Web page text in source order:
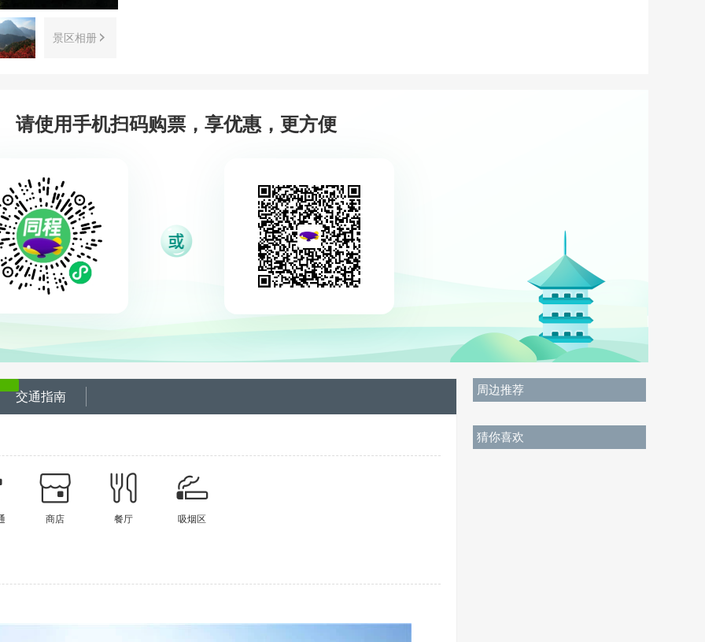
景区相册
请使用手机扫码购票，享优惠，更方便
交通指南
商店 餐厅 吸烟区
周边推荐
猜你喜欢